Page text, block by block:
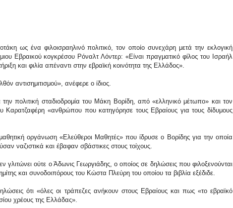
ως ένα φιλοισραηλινό πολιτικό, τον οποίο συνεχάρη μετά την εκλογική
Εβραικού κογκρέσου Ρόναλτ Λόντερ: «Είναι πραγματικό φίλος του Ισραήλ
και φιλία απέναντι στην εβραϊκή κοινότητα της Ελλάδος».
αντισημιτισμού», ανέφερε ο ίδιος.
την πολιτική σταδιοδρομία του Μάκη Βορίδη, από «ελληνικό μέτωπο» και τον
Καρατζαφέρη «ανθρώπου που κατηγόρησε τους Εβραίους για τους δίδυμους
οργάνωση «Ελεύθεροι Μαθητές» που ίδρυσε ο Βορίδης για την οποία
ναζιστικά και έβαφαν σβάστικες στους τοίχους.
ούτε ο Άδωνις Γεωργιάδης, ο οποίος σε δηλώσεις που φιλοξενούνται
και συνοδοιπόρους του Κώστα Πλεύρη του οποίου τα βιβλία εξέδιδε.
ότι «όλες οι τράπεζες ανήκουν στους Εβραίους και πως «το εβραϊκό
χρέους της Ελλάδας».